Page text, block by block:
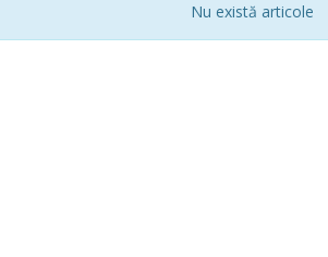
Nu există articole